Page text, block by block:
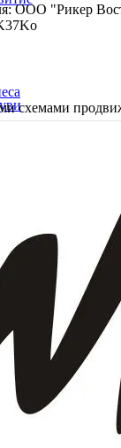
ООО "Рикер
схемами